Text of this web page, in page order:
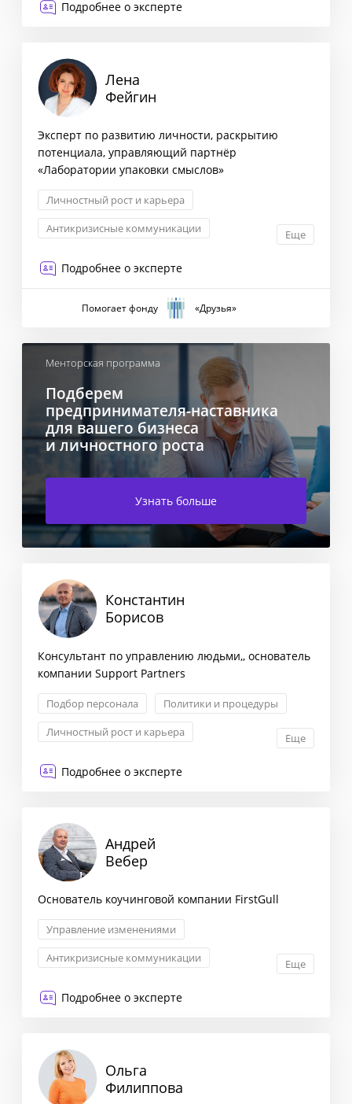
Подробнее о эксперте
Лена
Фейгин
Эксперт по развитию личности, раскрытию
потенциала, управляющий партнёр
«Лаборатории упаковки смыслов»
Личностный рост и карьера
Антикризисные коммуникации
Корпоративные коммуникации
Еще
Подробнее о эксперте
Помогает фонду «Друзья»
Менторская программа
Подберем
предпринимателя-наставника
для вашего бизнеса
и личностного роста
Узнать больше
Константин
Борисов
Консультант по управлению людьми,, основатель
компании Support Partners
Подбор персонала
Политики и процедуры
Личностный рост и карьера
Еще
Подробнее о эксперте
Андрей
Вебер
Основатель коучинговой компании FirstGull
Управление изменениями
Антикризисные коммуникации
Еще
Подробнее о эксперте
Ольга
Филиппова